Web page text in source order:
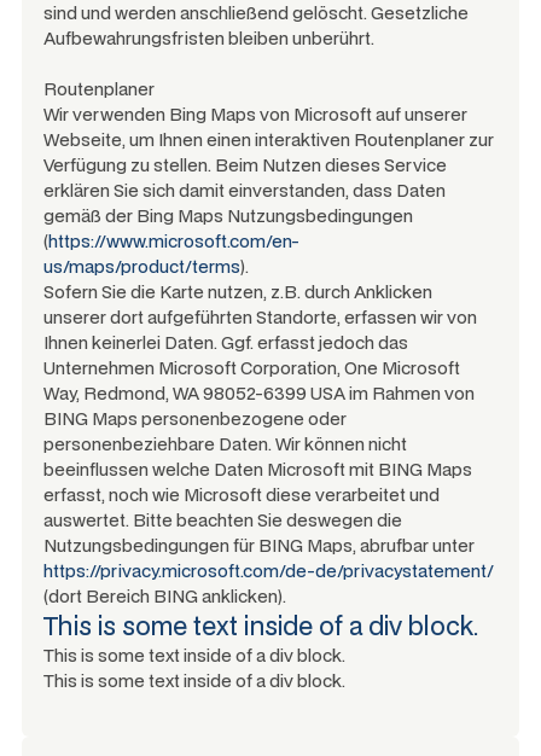
sind und werden anschließend gelöscht. Gesetzliche
Aufbewahrungsfristen bleiben unberührt.
Routenplaner
Wir verwenden Bing Maps von Microsoft auf unserer
Webseite, um Ihnen einen interaktiven Routenplaner zur
Verfügung zu stellen. Beim Nutzen dieses Service
erklären Sie sich damit einverstanden, dass Daten
gemäß der Bing Maps Nutzungsbedingungen
(https://www.microsoft.com/en-
us/maps/product/terms).
Sofern Sie die Karte nutzen, z.B. durch Anklicken
unserer dort aufgeführten Standorte, erfassen wir von
Ihnen keinerlei Daten. Ggf. erfasst jedoch das
Unternehmen Microsoft Corporation, One Microsoft
Way, Redmond, WA 98052-6399 USA im Rahmen von
BING Maps personenbezogene oder
personenbeziehbare Daten. Wir können nicht
beeinflussen welche Daten Microsoft mit BING Maps
erfasst, noch wie Microsoft diese verarbeitet und
auswertet. Bitte beachten Sie deswegen die
Nutzungsbedingungen für BING Maps, abrufbar unter
https://privacy.microsoft.com/de-de/privacystatement/
(dort Bereich BING anklicken).
This is some text inside of a div block.
This is some text inside of a div block.
This is some text inside of a div block.